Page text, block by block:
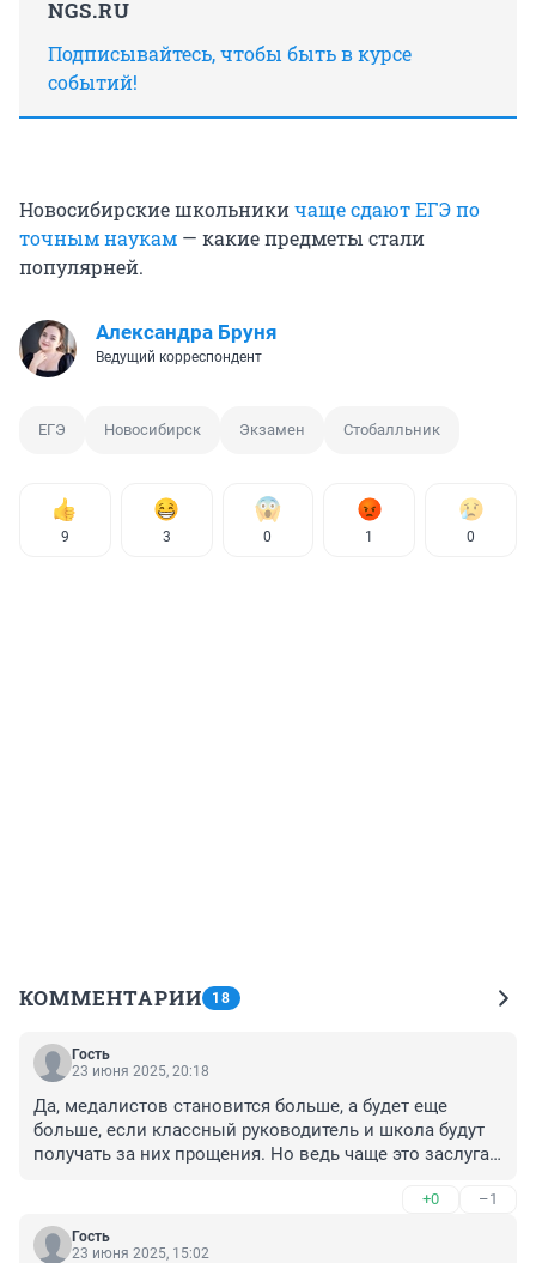
NGS.RU
Подписывайтесь, чтобы быть в курсе
событий!
Новосибирские школьникичаще сдают ЕГЭ по
точным наукам — какие предметы стали
популярней.
Александра Бруня
Ведущий корреспондент
ЕГЭ Новосибирск Экзамен Стобалльник
9 3 0 1 0
КОММЕНТАРИИ 18
Гость
23 июня 2025, 20:18
Да, медалистов становится больше, а будет еще
больше, если классный руководитель и школа будут
получать за них прощения. Но ведь чаще это заслуга
школьной программы. Ребята молодцы бесспорно,
это успех и баллы при поступлении. Однако школа
тоже начинает приспосабливаться к этим условиям и
+0 –1
Гость
23 июня 2025, 15:02